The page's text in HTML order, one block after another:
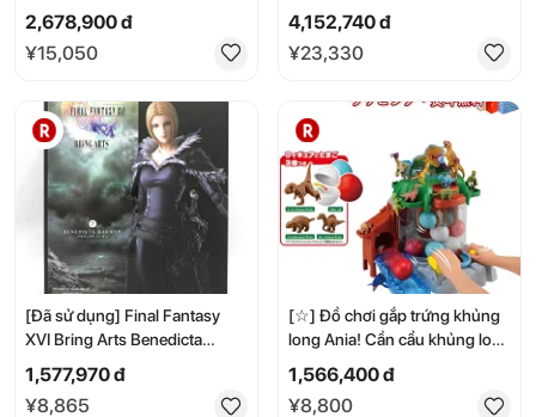
đúc McFarlane Toys 6" NBA
Series 11 - Áo đấu trắng của
Ron Artest
2,678,900 đ
¥15,050
INJUSTICE) S.H.Figuarts "Rất
tốt" Cao khoảng 160mm Chất
liệu ABS & PVC & Kim loại đúc
sơn [Nhập khẩu song song]
4,152,740 đ
¥23,330
[Đã sử dụng] Final Fantasy
XVI Bring Arts Benedicta
Herrmann [69]
1,577,970 đ
¥8,865
[☆] Đồ chơi gắp trứng khủng
long Ania! Cần cẩu khủng long
- Đồ chơi Takara Tomy dành
cho bé trai từ 3 tuổi trở lên -
Mô hình khủng long - Đồ chơi
1,566,400 đ
¥8,800